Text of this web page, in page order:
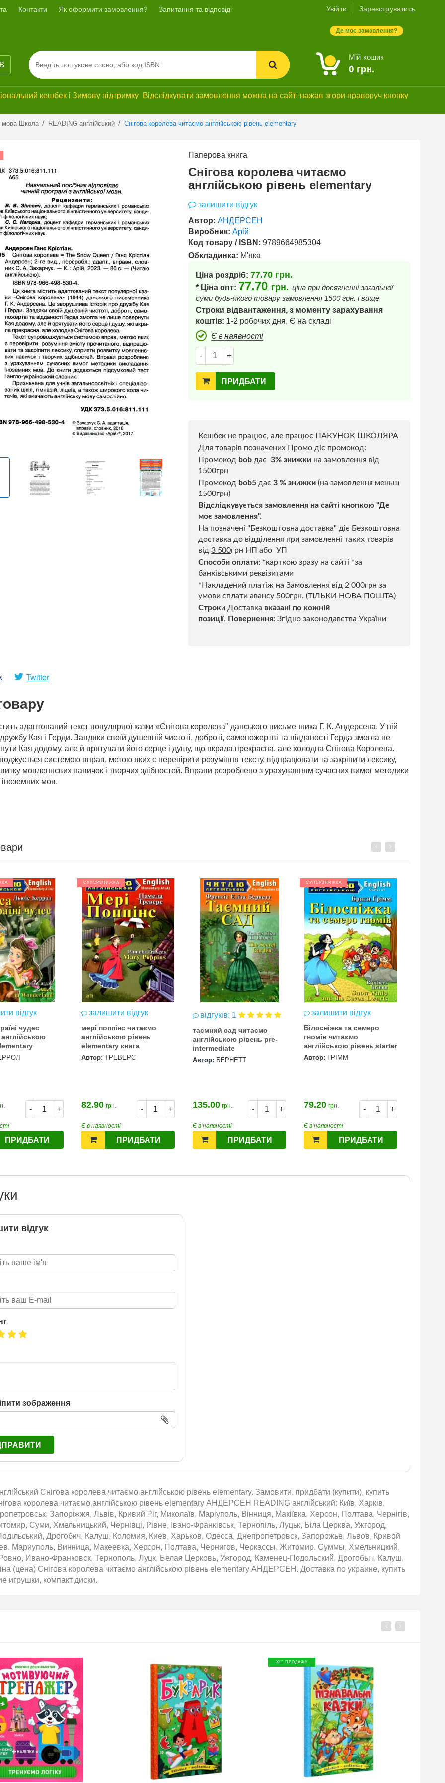
Контакти Як оформити замовлення? Запитання та відповіді Увійти Зареєструватись
Де моє замовлення?
Мій кошик
0 грн.
кешбек і Зимову підтримку Відслідкувати замовлення можна на сайті нажав згори праворуч кнопку
мова Школа / READING англійський / Снігова королева читаємо англійською рівень elementary
2020-06-09
Готуйтеся до НМТ 2026 за
посібниками видавництва Ранок
СУПЕРЗНИЖКА
Паперова книга
Снігова королева читаємо
англійською рівень elementary
залишити відгук
Автор: АНДЕРСЕН
Виробник: Арій
Код товару / ISBN: 9789664985304
Обкладинка: М'яка
Ціна роздріб: 77.70 грн.
* Ціна опт: 77.70 грн. ціна при досягненні загальної
суми будь-якого товару замовлення 1500 грн. і вище
Строки відвантаження, з моменту зарахування
коштів: 1-2 робочих дня, Є на складі
Є в наявності
- +
ПРИДБАТИ
Кешбек не працює, але працює ПАКУНОК ШКОЛЯРА
Для товарів позначених Промо діє промокод:
Промокод bob дає 3% знижки на замовлення від
1500грн
Промокод bob5 дає 3 % знижки (на замовлення меньш
1500грн)
Відслідкувується замовлення на сайті кнопкою "Де
моє замовлення".
На позначені "Безкоштовна доставка" діє Безкоштовна
доставка до відділення при замовленні таких товарів
від 3 500грн НП або УП
Способи оплати: *карткою зразу на сайті *за
банківськими реквізитами
*Накладений платіж на Замовлення від 2 000грн за
умови сплати авансу 500грн. (ТІЛЬКИ НОВА ПОШТА)
Строки Доставка вказані по кожній
позиції. Повернення: Згідно законодавства України
Twitter
адаптований текст популярної казки «Снігова королева" данського письменника Г. К. Андерсена. У ній
Кая і Герди. Завдяки своїй душевній чистоті, доброті, самопожертві та відданості Герда змогла не
Кая додому, але й врятувати його серце і душу, що вкрала прекрасна, але холодна Снігова Королева.
системою вправ, метою яких с перевірити розуміння тексту, відпрацювати та закріпити лексику,
мовленнєвих навичок і творчих здібностей. Вправи розроблено з урахуванням сучасних вимог методики
мов.
Previous
відгук
чудес
- +
ПРИДБАТИ
СУПЕРЗНИЖКА
залишити відгук
мері поппінс читаємо
англійською рівень
elementary книга
Автор: ТРЕВЕРС
- +
82.90 грн.
Є в наявності
ПРИДБАТИ
відгуків: 1
таємний сад читаємо
англійською рівень рre-
intermediate
Автор: БЕРНЕТТ
- +
135.00 грн.
Є в наявності
ПРИДБАТИ
СУПЕРЗНИЖКА
залишити відгук
Білосніжка та семеро
гномів читаємо
англійською рівень starter
Автор: ГРІММ
- +
79.20 грн.
Є в наявності
ПРИДБАТИ
Next
відгук
зображення
Снігова королева читаємо англійською рівень elementary. Замовити, придбати (купити), купить
королева читаємо англійською рівень elementary АНДЕРСЕН READING англійський: Київ, Харків,
Запоріжжя, Львів, Кривий Ріг, Миколаїв, Маріуполь, Вінниця, Макіївка, Херсон, Полтава, Чернігів,
Суми, Хмельницький, Чернівці, Рівне, Івано-Франківськ, Тернопіль, Луцьк, Біла Церква, Ужгород,
Дрогобич, Калуш, Коломия, Киев, Харьков, Одесса, Днепропетровск, Запорожье, Львов, Кривой
Мариуполь, Винница, Макеевка, Херсон, Полтава, Чернигов, Черкассы, Житомир, Суммы, Хмельницкий,
Ивано-Франковск, Тернополь, Луцк, Белая Церковь, Ужгород, Каменец-Подольский, Дрогобыч, Калуш,
(цена) Снігова королева читаємо англійською рівень elementary АНДЕРСЕН. Доставка по украине, купить
игрушки, компакт диски.
ХІТ ПРОДАЖУ